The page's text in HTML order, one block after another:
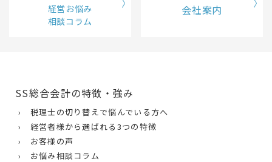
経営お悩み
相談コラム
会社案内
SS総合会計の特徴・強み
› 税理士の切り替えで悩んでいる方へ
› 経営者様から選ばれる3つの特徴
› お客様の声
› お悩み相談コラム